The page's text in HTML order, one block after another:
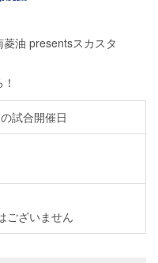
油 presentsスカスタ
試合開催日
ございません